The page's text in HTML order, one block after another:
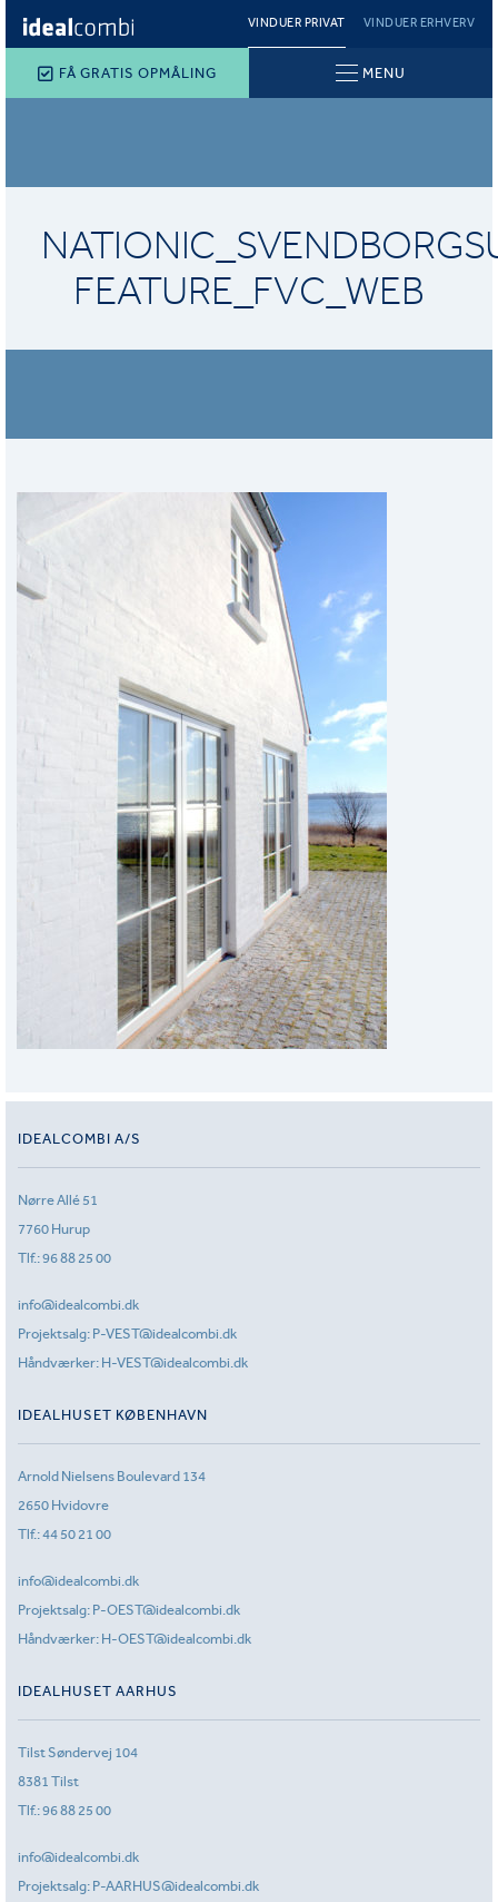
VINDUER PRIVAT VINDUER ERHVERV
FÅ GRATIS OPMÅLING MENU
FEATURE_FVC_WEB
IDEALCOMBI A/S
Nørre Allé 51
7760 Hurup
Tlf.:96 88 25 00
info@idealcombi.dk
Projektsalg: P-VEST@idealcombi.dk
Håndværker: H-VEST@idealcombi.dk
IDEALHUSET KØBENHAVN
Arnold Nielsens Boulevard 134
2650 Hvidovre
Tlf.:44 50 21 00
info@idealcombi.dk
Projektsalg: P-OEST@idealcombi.dk
Håndværker: H-OEST@idealcombi.dk
IDEALHUSET AARHUS
Tilst Søndervej 104
8381 Tilst
Tlf.:96 88 25 00
info@idealcombi.dk
Projektsalg: P-AARHUS@idealcombi.dk